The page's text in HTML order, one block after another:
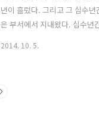
5) 만약 숫자 이미지가 나온다
년이 흘렀다. 그리고 그 십수년
은 부서에서 지내왔다. 십수년
을 떠나오면서, 머지 않아 이곳
2014. 10. 5.